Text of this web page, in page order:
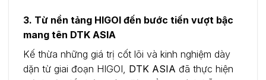
3. Từ nền tảng HIGOI đến bước tiến vượt bậc
mang tên DTK ASIA
Kế thừa những giá trị cốt lõi và kinh nghiệm dày
dặn từ giai đoạn HIGOI, DTK ASIA đã thực hiện